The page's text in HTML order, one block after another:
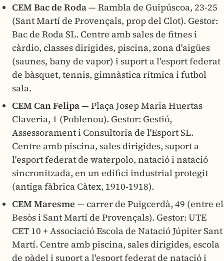
CEM Bac de Roda— Rambla de Guipúscoa, 23-25
(Sant Martí de Provençals, prop del Clot). Gestor:
Bac de Roda SL. Centre amb sales de fitnes i
càrdio, classes dirigides, piscina, zona d'aigües
(saunes, bany de vapor) i suport a l'esport federat
de bàsquet, tennis, gimnàstica rítmica i futbol
sala.
CEM Can Felipa— Plaça Josep Maria Huertas
Claveria, 1 (Poblenou). Gestor: Gestió,
Assessorament i Consultoria de l'Esport SL.
Centre amb piscina, sales dirigides, suport a
l'esport federat de waterpolo, natació i natació
sincronitzada, en un edifici industrial protegit
(antiga fàbrica Càtex, 1910-1918).
CEM Maresme — carrer de Puigcerdà, 49 (entre el
Besòs i Sant Martí de Provençals). Gestor: UTE
CET 10 + Associació Escola de Natació Júpiter Sant
Martí. Centre amb piscina, sales dirigides, escola
de pàdel i suport a l'esport federat de natació i